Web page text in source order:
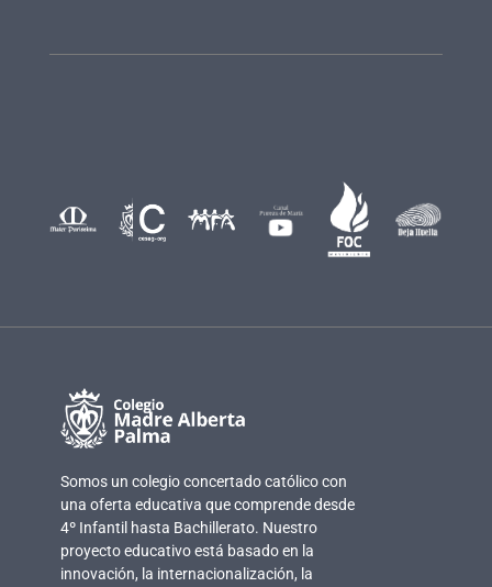
Somos un colegio concertado católico con
una oferta educativa que comprende desde
4º Infantil hasta Bachillerato. Nuestro
proyecto educativo está basado en la
innovación, la internacionalización, la